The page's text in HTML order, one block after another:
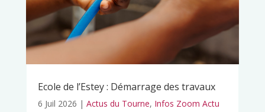
Ecole de l’Estey : Démarrage des travaux
6 Juil 2026 | Actus du Tourne, Infos Zoom Actu